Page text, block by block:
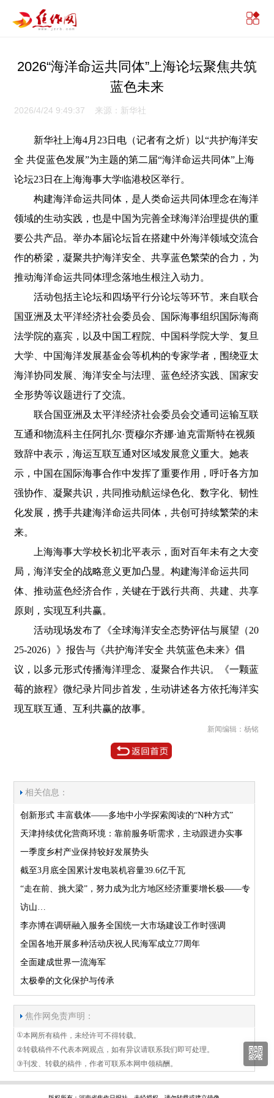
2026“海洋命运共同体”上海论坛聚焦共筑
蓝色未来
2026/4/24 9:49:37 来源：新华社
新华社上海4月23日电（记者有之炘）以“共护海洋安
全 共促蓝色发展”为主题的第二届“海洋命运共同体”上海
论坛23日在上海海事大学临港校区举行。
构建海洋命运共同体，是人类命运共同体理念在海洋
领域的生动实践，也是中国为完善全球海洋治理提供的重
要公共产品。举办本届论坛旨在搭建中外海洋领域交流合
作的桥梁，凝聚共护海洋安全、共享蓝色繁荣的合力，为
推动海洋命运共同体理念落地生根注入动力。
活动包括主论坛和四场平行分论坛等环节。来自联合
国亚洲及太平洋经济社会委员会、国际海事组织国际海商
法学院的嘉宾，以及中国工程院、中国科学院大学、复旦
大学、中国海洋发展基金会等机构的专家学者，围绕亚太
海洋协同发展、海洋安全与法理、蓝色经济实践、国家安
全形势等议题进行了交流。
联合国亚洲及太平洋经济社会委员会交通司运输互联
互通和物流科主任阿扎尔·贾穆尔齐娜·迪克雷斯特在视频
致辞中表示，海运互联互通对区域发展意义重大。她表
示，中国在国际海事合作中发挥了重要作用，呼吁各方加
强协作、凝聚共识，共同推动航运绿色化、数字化、韧性
化发展，携手共建海洋命运共同体，共创可持续繁荣的未
来。
上海海事大学校长初北平表示，面对百年未有之大变
局，海洋安全的战略意义更加凸显。构建海洋命运共同
体、推动蓝色经济合作，关键在于践行共商、共建、共享
原则，实现互利共赢。
活动现场发布了《全球海洋安全态势评估与展望（20
25-2026）》报告与《共护海洋安全 共筑蓝色未来》倡
议，以多元形式传播海洋理念、凝聚合作共识。《一颗蓝
莓的旅程》微纪录片同步首发，生动讲述各方依托海洋实
现互联互通、互利共赢的故事。
新闻编辑：杨铭
相关信息：
创新形式 丰富载体——多地中小学探索阅读的“N种方式”
天津持续优化营商环境：靠前服务听需求，主动跟进办实事
一季度乡村产业保持较好发展势头
截至3月底全国累计发电装机容量39.6亿千瓦
“走在前、挑大梁”，努力成为北方地区经济重要增长极——专
访山…
李亦博在调研融入服务全国统一大市场建设工作时强调
全国各地开展多种活动庆祝人民海军成立77周年
全面建成世界一流海军
太极拳的文化保护与传承
焦作网免责声明：
①本网所有稿件，未经许可不得转载。
②转载稿件不代表本网观点，如有异议请联系我们即可处理。
③刊发、转载的稿件，作者可联系本网申领稿酬。